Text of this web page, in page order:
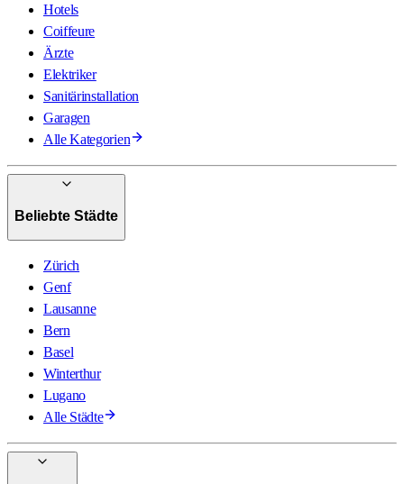
Hotels
Coiffeure
Ärzte
Elektriker
Sanitärinstallation
Garagen
Alle Kategorien
Beliebte Städte
Zürich
Genf
Lausanne
Bern
Basel
Winterthur
Lugano
Alle Städte